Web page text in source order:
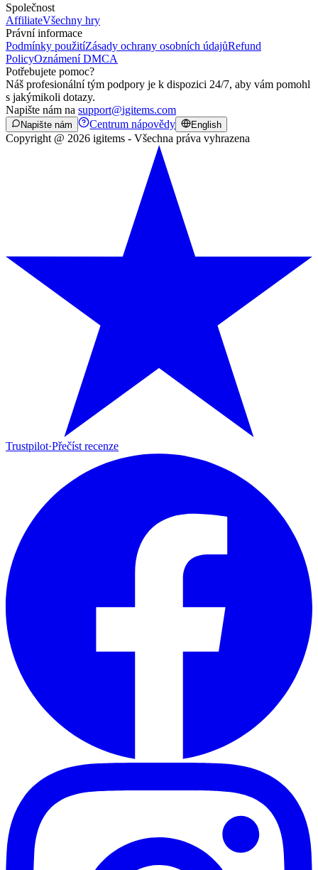
Společnost
AffiliateVšechny hry
Právní informace
Podmínky použitíZásady ochrany osobních údajůRefund
PolicyOznámení DMCA
Potřebujete pomoc?
Náš profesionální tým podpory je k dispozici 24/7, aby vám pomohl
s jakýmikoli dotazy.
Napište nám na support@igitems.com
Napište nám Centrum nápovědy English
Copyright @ 2026 igitems - Všechna práva vyhrazena
Trustpilot·Přečíst recenze